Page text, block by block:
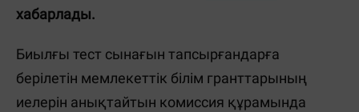
хабарлады.
Биылғы тест сынағын тапсырғандарға
берілетін мемлекеттік білім гранттарының
иелерін анықтайтын комиссия құрамында